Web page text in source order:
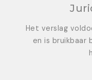
Het verslag
en is bruikbaar